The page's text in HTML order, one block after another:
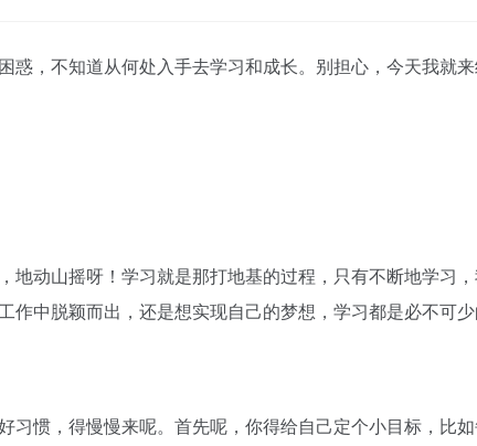
，不知道从何处入手去学习和成长。别担心，今天我就
动山摇呀！学习就是那打地基的过程，只有不断地学习
中脱颖而出，还是想实现自己的梦想，学习都是必不可少
惯，得慢慢来呢。首先呢，你得给自己定个小目标，比